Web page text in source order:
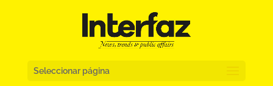
Seleccionar página